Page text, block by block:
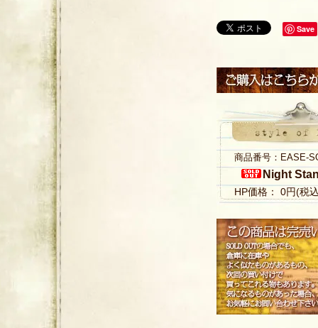
Save
商品番号：EASE-
Night
HP価格： 0円(税